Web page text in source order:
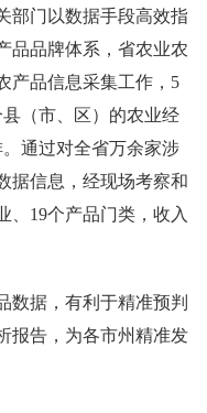
部门以数据手段高效指
品品牌体系，省农业农
产品信息采集工作，5
（市、区）的农业经
通过对全省万余家涉
据信息，经现场考察和
、19个产品门类，收入
数据，有利于精准预判
报告，为各市州精准发